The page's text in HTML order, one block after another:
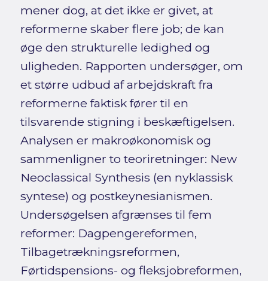
mener dog, at det ikke er givet, at
reformerne skaber flere job; de kan
øge den strukturelle ledighed og
uligheden. Rapporten undersøger, om
et større udbud af arbejdskraft fra
reformerne faktisk fører til en
tilsvarende stigning i beskæftigelsen.
Analysen er makroøkonomisk og
sammenligner to teoriretninger: New
Neoclassical Synthesis (en nyklassisk
syntese) og postkeynesianismen.
Undersøgelsen afgrænses til fem
reformer: Dagpengereformen,
Tilbagetrækningsreformen,
Førtidspensions- og fleksjobreformen,